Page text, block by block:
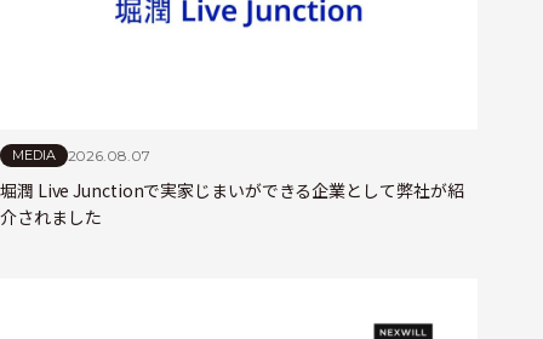
MEDIA 2026.08.07
堀潤 Live Junctionで実家じまいができる企業として弊社が紹
介されました